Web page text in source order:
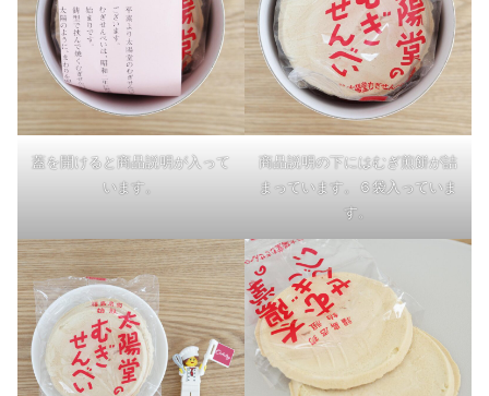
蓋を開けると商品説明が入って
います。
商品説明の下にはむぎ煎餅が詰
まっています。６袋入っていま
す。